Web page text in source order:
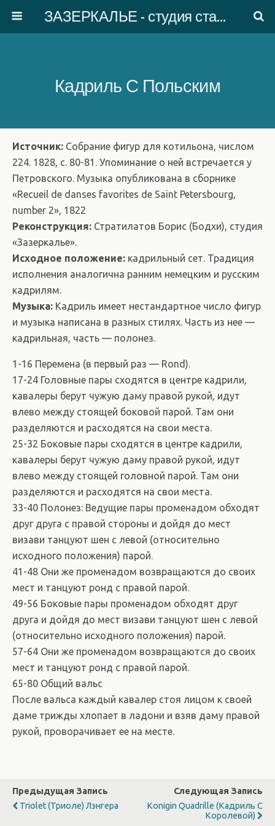
ЗАЗЕРКАЛЬЕ - студия старинного танца
Кадриль С Польским
Источник: Собрание фигур для котильона, числом
224. 1828, с. 80-81. Упоминание о ней встречается у
Петровского. Музыка опубликована в сборнике
«Recueil de danses favorites de Saint Petersbourg,
number 2», 1822
Реконструкция: Стратилатов Борис (Бодхи), студия
«Зазеркалье».
Исходное положение: кадрильный сет. Традиция
исполнения аналогична ранним немецким и русским
кадрилям.
Музыка: Кадриль имеет нестандартное число фигур
и музыка написана в разных стилях. Часть из нее —
кадрильная, часть — полонез.
1-16 Перемена (в первый раз — Rond).
17-24 Головные пары сходятся в центре кадрили,
кавалеры берут чужую даму правой рукой, идут
влево между стоящей боковой парой. Там они
разделяются и расходятся на свои места.
25-32 Боковые пары сходятся в центре кадрили,
кавалеры берут чужую даму правой рукой, идут
влево между стоящей головной парой. Там они
разделяются и расходятся на свои места.
33-40 Полонез: Ведущие пары променадом обходят
друг друга с правой стороны и дойдя до мест
визави танцуют шен с левой (относительно
исходного положения) парой.
41-48 Они же променадом возвращаются до своих
мест и танцуют ронд с правой парой.
49-56 Боковые пары променадом обходят друг
друга и дойдя до мест визави танцуют шен с левой
(относительно исходного положения) парой.
57-64 Они же променадом возвращаются до своих
мест и танцуют ронд с правой парой.
65-80 Общий вальс
После вальса каждый кавалер стоя лицом к своей
даме трижды хлопает в ладони и взяв даму правой
рукой, проворачивает ее на месте.
Предыдущая Запись
Triolet (Триоле) Лэнгера
Следующая Запись
Konigin Quadrille (Кадриль С
Королевой)